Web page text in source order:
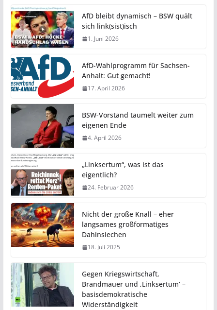
AfD bleibt dynamisch – BSW quält
sich link(sist)isch
1. Juni 2026
AfD-Wahlprogramm für Sachsen-
Anhalt: Gut gemacht!
17. April 2026
BSW-Vorstand taumelt weiter zum
eigenen Ende
4. April 2026
„Linksertum“, was ist das
eigentlich?
24. Februar 2026
Nicht der große Knall – eher
langsames großformatiges
Dahinsiechen
18. Juli 2025
Gegen Kriegswirtschaft,
Brandmauer und ‚Linksertum‘ –
basisdemokratische
Widerständigkeit